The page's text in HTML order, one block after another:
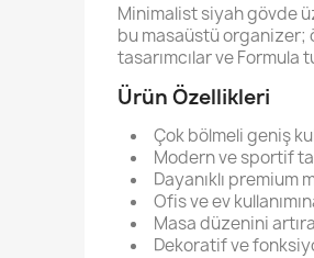
Minimalist siyah gövde
bu masaüstü organizer;
tasarımcılar ve Formula
Ürün Özellikleri
Çok bölmeli geniş
Modern ve sportif
Dayanıklı premium
Ofis ve ev
Masa düzenini
Dekoratif ve